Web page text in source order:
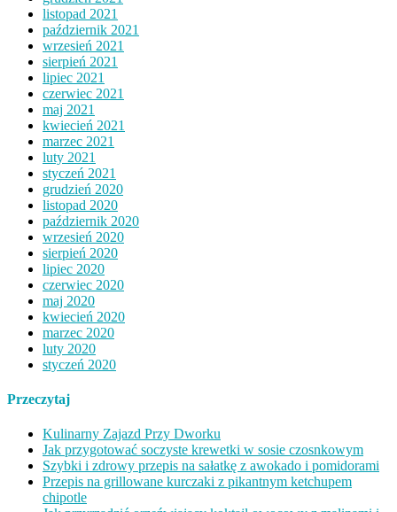
listopad 2021
październik 2021
wrzesień 2021
sierpień 2021
lipiec 2021
czerwiec 2021
maj 2021
kwiecień 2021
marzec 2021
luty 2021
styczeń 2021
grudzień 2020
listopad 2020
październik 2020
wrzesień 2020
sierpień 2020
lipiec 2020
czerwiec 2020
maj 2020
kwiecień 2020
marzec 2020
luty 2020
styczeń 2020
Przeczytaj
Kulinarny Zajazd Przy Dworku
Jak przygotować soczyste krewetki w sosie czosnkowym
Szybki i zdrowy przepis na sałatkę z awokado i pomidorami
Przepis na grillowane kurczaki z pikantnym ketchupem
chipotle